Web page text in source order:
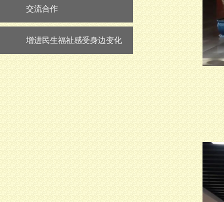
交流合作
增进民生福祉感受身边变化